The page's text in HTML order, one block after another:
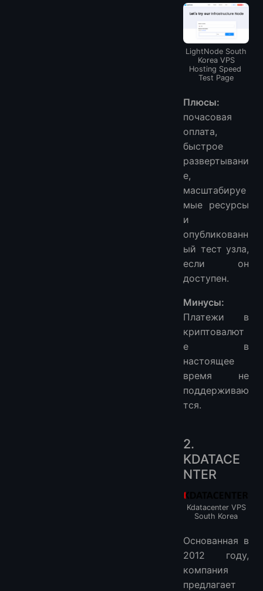
LightNode South
Korea VPS
Hosting Speed ​​
Test Page
Плюсы:
почасовая
оплата,
быстрое
развертывани
е,
масштабируе
мые ресурсы
и
опубликованн
ый тест узла,
если он
доступен.
Минусы:
Платежи в
криптовалют
е в
настоящее
время не
поддерживаю
тся.
2.
KDATACE
NTER
Kdatacenter VPS
South Korea
Основанная в
2012 году,
компания
предлагает